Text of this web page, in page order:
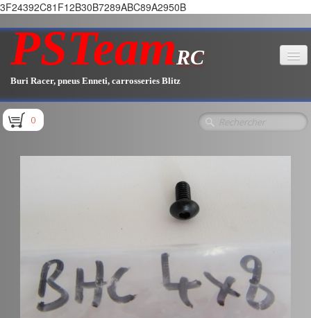
3F24392C81F12B30B7289ABC89A2950B
PSTeamRC
Buri Racer, pneus Enneti, carrosseries Blitz
Accueil
0